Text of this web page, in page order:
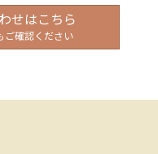
せはこちら
ご確認ください